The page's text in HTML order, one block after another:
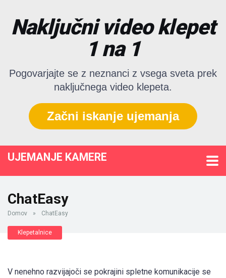
Naključni video klepet
1 na 1
Pogovarjajte se z neznanci z vsega sveta prek
naključnega video klepeta.
Začni iskanje ujemanja
UJEMANJE KAMERE
ChatEasy
Domov » ChatEasy
Klepetalnice
V nenehno razvijajoči se pokrajini spletne komunikacije se